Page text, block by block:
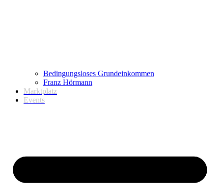
Bedingungsloses Grundeinkommen
Franz Hörmann
Marktplatz
Events